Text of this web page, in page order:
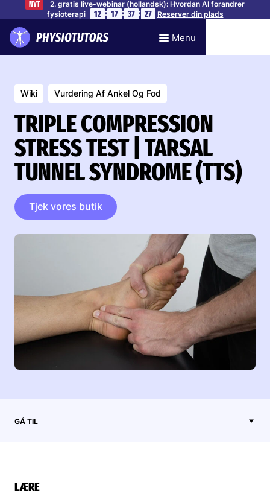
NYT
2. gratis live-webinar (hollandsk): Hvordan AI forandrer
fysioterapi
12 : 17 : 37 : 26 Reserver din plads
Menu
Wiki Vurdering Af Ankel Og Fod
TRIPLE COMPRESSION
STRESS TEST | TARSAL
TUNNEL SYNDROME (TTS)
Tjek vores butik
GÅ TIL
LÆRE